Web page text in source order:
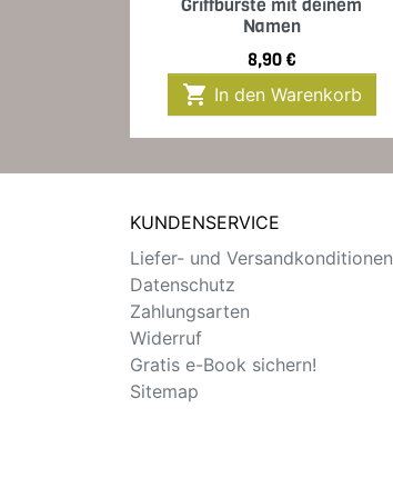
Griffbürste mit deinem
Namen
Preis
8,90 €
 In den Warenkorb
KUNDENSERVICE
Liefer- und Versandkonditionen
Datenschutz
Zahlungsarten
Widerruf
Gratis e-Book sichern!
Sitemap